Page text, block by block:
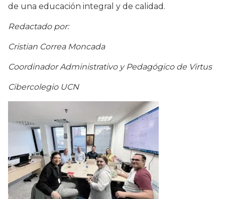
de una educación integral y de calidad.
Redactado por:
Cristian Correa Moncada
Coordinador Administrativo y Pedagógico de Virtus
Cibercolegio UCN